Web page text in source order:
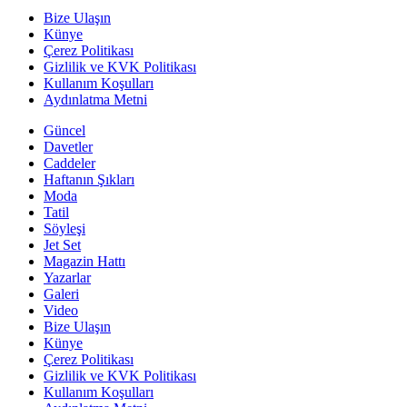
Bize Ulaşın
Künye
Çerez Politikası
Gizlilik ve KVK Politikası
Kullanım Koşulları
Aydınlatma Metni
Güncel
Davetler
Caddeler
Haftanın Şıkları
Moda
Tatil
Söyleşi
Jet Set
Magazin Hattı
Yazarlar
Galeri
Video
Bize Ulaşın
Künye
Çerez Politikası
Gizlilik ve KVK Politikası
Kullanım Koşulları